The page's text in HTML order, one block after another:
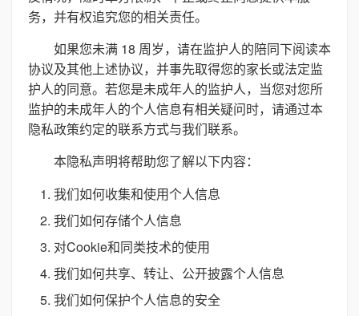
务，并有权追究您的相关责任。
如果您未满 18 周岁，请在监护人的陪同下阅读本
协议及其他上述协议，并事先取得您的家长或法定监
护人的同意。若您是未成年人的监护人，当您对您所
监护的未成年人的个人信息有相关疑问时，请通过本
隐私政策约定的联系方式与我们联系。
本隐私声明将帮助您了解以下内容：
我们如何收集和使用个人信息
我们如何存储个人信息
对Cookie和同类技术的使用
我们如何共享、转让、公开披露个人信息
我们如何保护个人信息的安全